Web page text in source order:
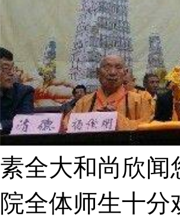
素全大和尚欣
院全体师生十